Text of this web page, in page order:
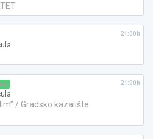
21:00h
/ Gradsko kazalište
21:00h